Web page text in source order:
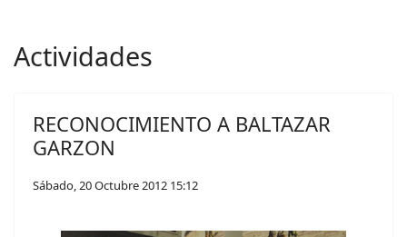
Actividades
RECONOCIMIENTO A BALTAZAR
GARZON
Sábado, 20 Octubre 2012 15:12